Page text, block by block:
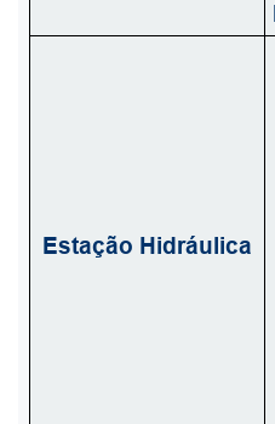
Estação Hidráulica